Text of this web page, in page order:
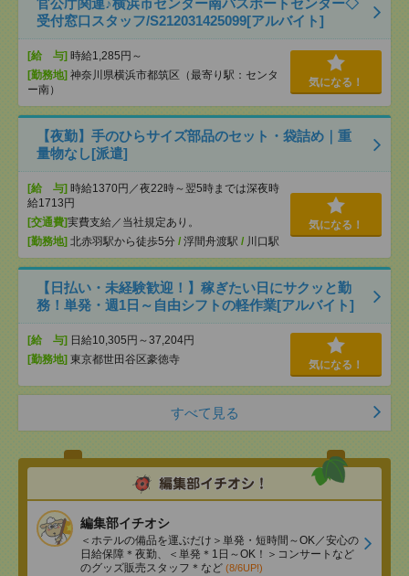
官公庁関連♪横浜市センター南パスポートセンター◇
受付窓口スタッフ/S212031425099[アルバイト]
[給 与] 時給1,285円～
[勤務地] 神奈川県横浜市都筑区（最寄り駅：センタ
ー南）
気になる！
【夜勤】手のひらサイズ部品のセット・袋詰め｜重
量物なし[派遣]
[給 与] 時給1370円／夜22時～翌5時までは深夜時
給1713円
[交通費]実費支給／当社規定あり。
[勤務地] 北赤羽駅から徒歩5分 / 浮間舟渡駅 / 川口駅
気になる！
【日払い・未経験歓迎！】稼ぎたい日にサクッと勤
務！単発・週1日～自由シフトの軽作業[アルバイト]
[給 与] 日給10,305円～37,204円
[勤務地] 東京都世田谷区豪徳寺 気になる！
すべて見る
編集部イチオシ
＜ホテルの備品を運ぶだけ＞単発・短時間～OK／安心の
日給保障＊夜勤、＜単発＊1日～OK！＞コンサートなど
のグッズ販売スタッフ＊など (8/6UP!)